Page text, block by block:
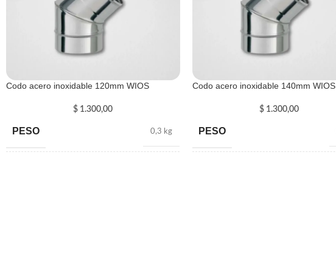
Codo acero inoxidable 120mm WIOS
$ 1.300,00
PESO 0,3 kg
Codo acero inoxidable 140mm WIOS
$1.300,00
PESO